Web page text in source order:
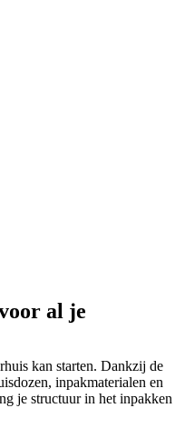
al je
kan starten. Dankzij de
inpakmaterialen en
je structuur in het inpakken